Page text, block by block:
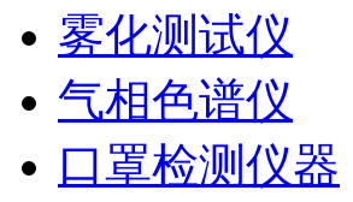
雾化测试仪
气相色谱仪
口罩检测仪器